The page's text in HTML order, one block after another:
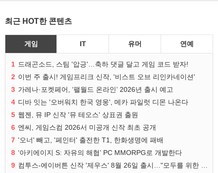
최근 HOT한 콘텐츠
게임 IT 유머 연예
1 드래곤소드, 스팀 '압긍'…축하 댓글 달고 게임 코드 받자!
2 이번 주 출시! 게임프리크 신작, '비스트 오브 리인카네이션'
3 가레나·포켓페어, ‘팰월드 온라인’ 2026년 출시 예고
4 디바 잇는 '오버워치 한국 영웅', 메카 파일럿 디몬 나온다
5 웹젠, 뮤 IP 신작 '뮤 테오스' 상표권 출원
6 엔씨, 게임스컴 2026서 미공개 신작 최초 공개
7 '오너' 빼고, '페인터' 출전한 T1, 한화생명에 패배
8 ‘아키에이지 S: 자유의 해협’ PC MMORPG로 개발한다
9